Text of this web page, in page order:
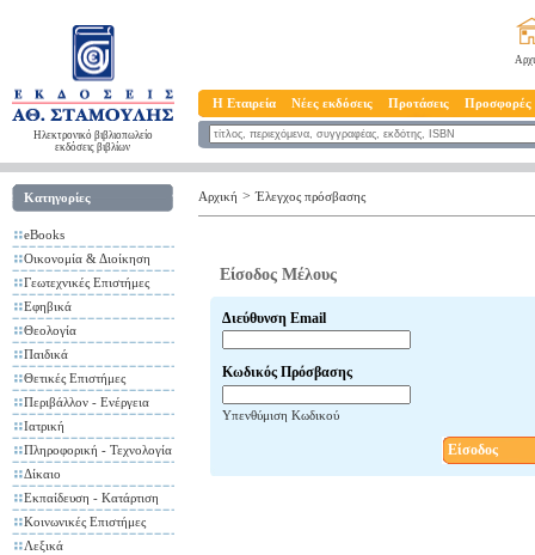
Ηλεκτρονικό βιβλιοπωλείο
εκδόσεις βιβλίων
Η Εταιρεία Νέες εκδόσεις Προτάσεις Προσφορές
Κατηγορίες
eBooks
Οικονομία & Διοίκηση
Γεωτεχνικές Επιστήμες
Εφηβικά
Θεολογία
Παιδικά
Θετικές Επιστήμες
Περιβάλλον - Ενέργεια
Ιατρική
Πληροφορική - Τεχνολογία
Δίκαιο
Εκπαίδευση - Κατάρτιση
Κοινωνικές Επιστήμες
Λεξικά
Αρχική > Έλεγχος πρόσβασης
Είσοδος Μέλους
Διεύθυνση Email
Κωδικός Πρόσβασης
Υπενθύμιση Κωδικού
Είσοδος